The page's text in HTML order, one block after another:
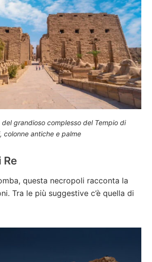
grandioso complesso del Tempio di
colonne antiche e palme
Re
questa necropoli racconta la
Tra le più suggestive c’è quella di